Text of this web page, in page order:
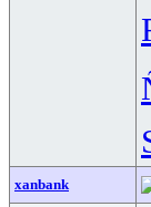
xanbank